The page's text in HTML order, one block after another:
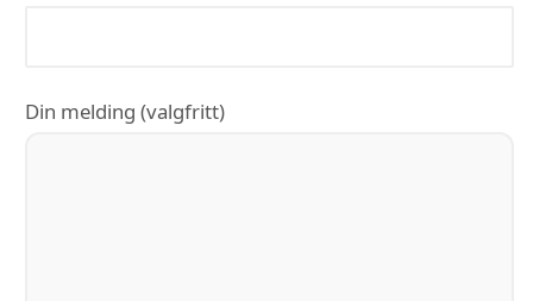
Din melding (valgfritt)